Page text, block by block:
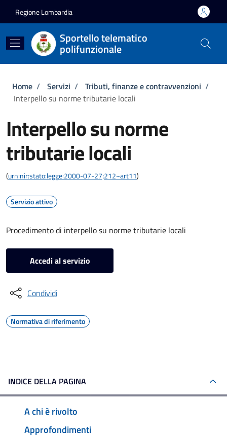
Regione Lombardia
Sportello telematico
polifunzionale
Briciole di pane
Home / Servizi / Tributi, finanze e contravvenzioni /
Interpello su norme tributarie locali
Interpello su norme
tributarie locali
(urn:nir:stato:legge:2000-07-27;212~art11)
Servizio attivo
Procedimento di interpello su norme tributarie locali
Accedi al servizio
Condividi
Normativa di riferimento
INDICE DELLA PAGINA
A chi è rivolto
Approfondimenti